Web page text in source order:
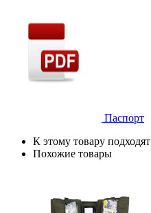
Паспорт
К этому товару подходят
Похожие товары